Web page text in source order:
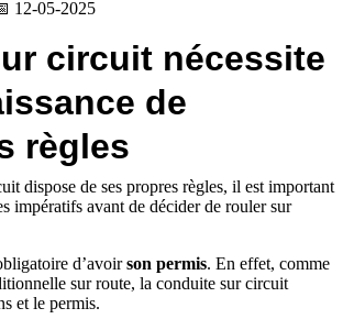
12-05-2025
circuit nécessite
de
règles
dispose de ses propres règles, il est important
impératifs avant de décider de rouler sur
d’avoirson permis. En effet, comme
sur route, la conduite sur circuit
et le permis.